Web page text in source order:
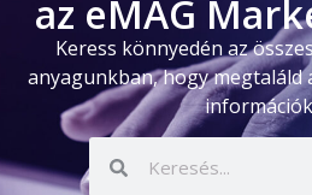
az eMAG
Keress könnyedén az
anyagunkban, hogy megtaláld